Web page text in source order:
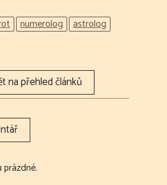
numerolog
astrolog